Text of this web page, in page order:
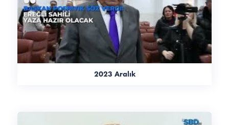
2023 Aralık